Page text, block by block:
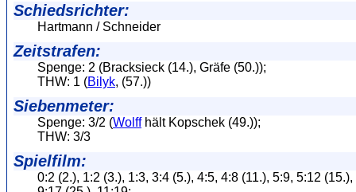
Schiedsrichter:
Hartmann / Schneider
Zeitstrafen:
Spenge: 2 (Bracksieck (14.), Gräfe (50.));
THW: 1 (Bilyk, (57.))
Siebenmeter:
Spenge: 3/2 (Wolffhält Kopschek (49.));
THW: 3/3
Spielfilm:
0:2 (2.), 1:2 (3.), 1:3, 3:4 (5.), 4:5, 4:8 (11.), 5:9, 5:12